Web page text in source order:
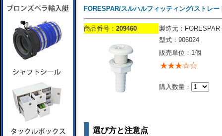
FORESPAR/スルハルフィッティング/ストレ
商品番号： 209460
製造元：FORESPAR
型式：906024
販売単位：1個
購入数量：
選び方と注意点